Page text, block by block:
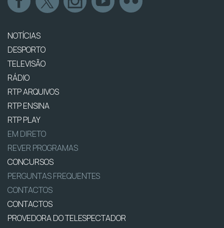
NOTÍCIAS
DESPORTO
TELEVISÃO
RÁDIO
RTP ARQUIVOS
RTP ENSINA
RTP PLAY
EM DIRETO
REVER PROGRAMAS
CONCURSOS
PERGUNTAS FREQUENTES
CONTACTOS
CONTACTOS
PROVEDORA DO TELESPECTADOR